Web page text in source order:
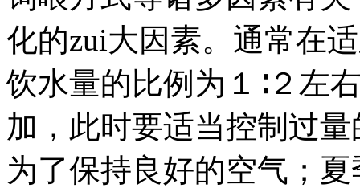
化的zui大因素。通常在
饮水量的比例为１∶２左
加，此时要适当控制过
为了保持良好的空气；